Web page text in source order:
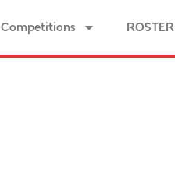
Competitions ROSTER